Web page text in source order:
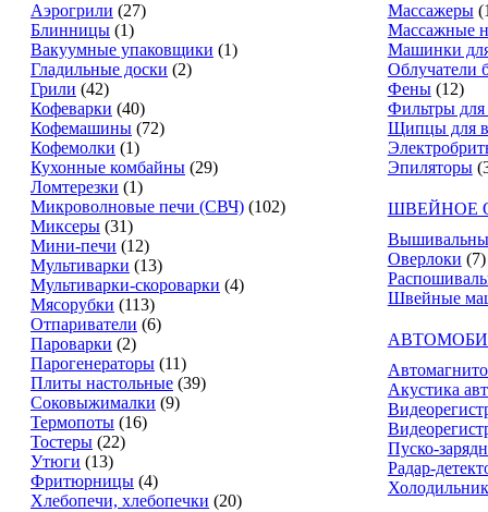
Аэрогрили (27)
Блинницы (1)
Вакуумные упаковщики (1)
Гладильные доски (2)
Грили (42)
Кофеварки (40)
Кофемашины (72)
Кофемолки (1)
Кухонные комбайны (29)
Ломтерезки (1)
Микроволновые печи (СВЧ) (102)
Миксеры (31)
Мини-печи (12)
Мультиварки (13)
Мультиварки-скороварки (4)
Мясорубки (113)
Отпариватели (6)
Пароварки (2)
Парогенераторы (11)
Плиты настольные (39)
Соковыжималки (9)
Термопоты (16)
Тостеры (22)
Утюги (13)
Фритюрницы (4)
Хлебопечи, хлебопечки (20)
Массажеры
Массажные
Машинки
Облучатели
Фены (12)
Фильтры
Щипцы для
Эпиляторы
ШВЕЙНОЕ
Оверлоки (7)
Швейные
Акустика
Пуско-
Радар-